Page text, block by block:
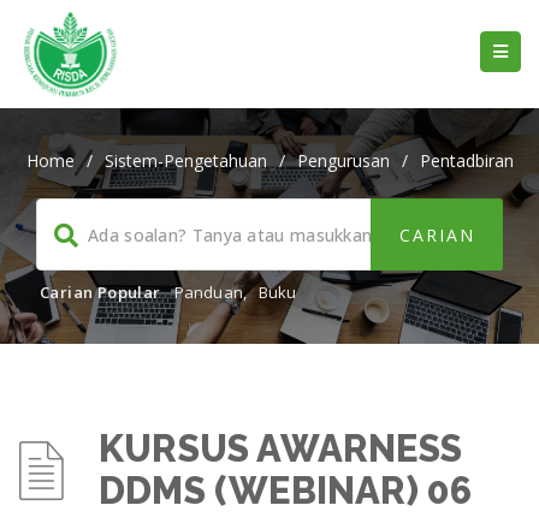
Home / Sistem-Pengetahuan / Pengurusan / Pentadbiran
Carian Popular Panduan, Buku
KURSUS AWARNESS
DDMS (WEBINAR) 06